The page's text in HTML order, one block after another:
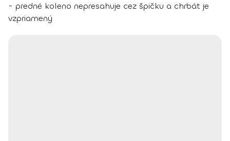
- predné koleno nepresahuje cez špičku a chrbát je
vzpriamený